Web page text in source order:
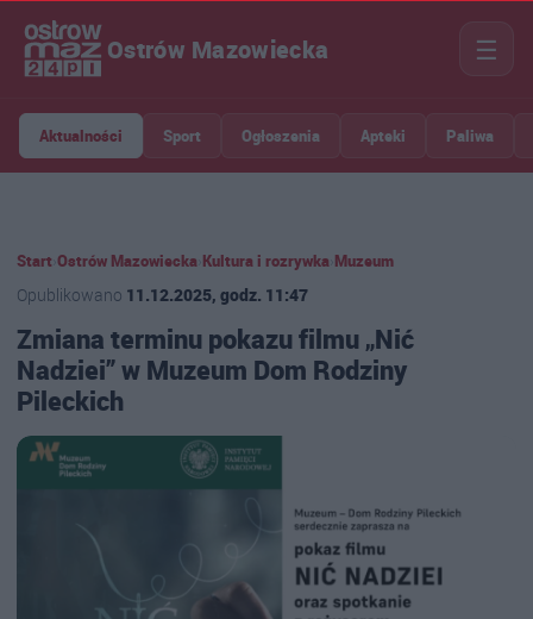
Ostrów Mazowiecka ☰
Aktualności Sport Ogłoszenia Apteki Paliwa
Start Ostrów Mazowiecka Kultura i rozrywka Muzeum
Opublikowano 11.12.2025, godz. 11:47
Zmiana terminu pokazu filmu „Nić
Nadziei” w Muzeum Dom Rodziny
Pileckich